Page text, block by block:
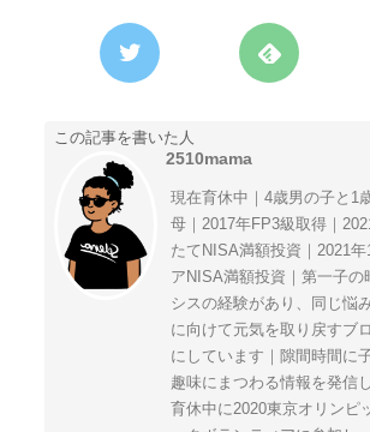
この記事を書いた人
2510mama
現在育休中｜4歳男の子と1
母｜2017年FP3級取得｜
たてNISA満額投資｜2021
アNISA満額投資｜第一子の
シスの経験があり、同じ悩
に向けて元気を取り戻すブ
にしています｜隙間時間に
趣味にまつわる情報を発信
育休中に2020東京オリンピ